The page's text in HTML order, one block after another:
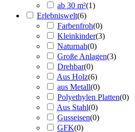
ab 30 m²(1)
Erlebniswelt(6)
Farbenfroh(0)
Kleinkinder(3)
Naturnah(0)
Große Anlagen(3)
Drehbar(0)
Aus Holz(6)
aus Metall(0)
Polyethylen Platten(0)
Aus Stahl(0)
Gusseisen(0)
GFK(0)